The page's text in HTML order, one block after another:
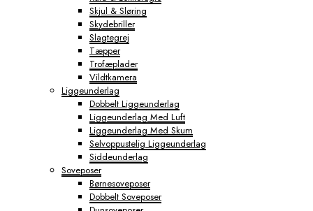
Skjul & Sløring
Skydebriller
Slagtegrej
Tæpper
Trofæplader
Vildtkamera
Liggeunderlag
Dobbelt Liggeunderlag
Liggeunderlag Med Luft
Liggeunderlag Med Skum
Selvoppustelig Liggeunderlag
Siddeunderlag
Soveposer
Børnesoveposer
Dobbelt Soveposer